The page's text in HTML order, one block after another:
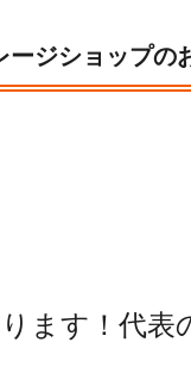
ージショップの
ます！代表